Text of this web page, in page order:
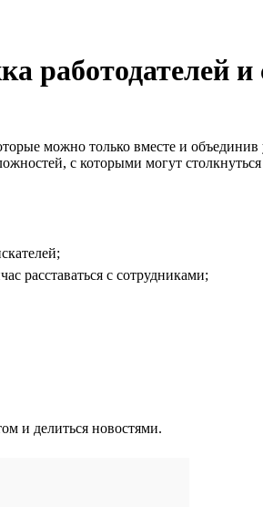
работодателей и
можно только вместе и объединив
с которыми могут
расставаться с сотрудниками;
и делиться новостями.